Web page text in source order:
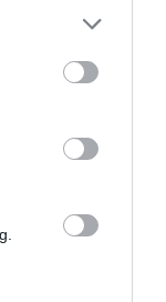
more Google
may click to
party tags to
below Google
legkapósabb
a vonzó
betéti